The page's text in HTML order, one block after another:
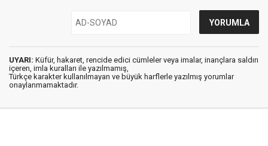
UYARI: Küfür, hakaret, rencide edici cümleler veya imalar, inançlara saldırı
içeren, imla kuralları ile yazılmamış,
Türkçe karakter kullanılmayan ve büyük harflerle yazılmış yorumlar
onaylanmamaktadır.